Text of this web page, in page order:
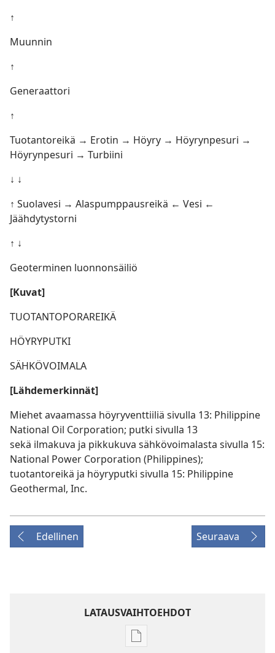
↑
Muunnin
↑
Generaattori
↑
Tuotantoreikä → Erotin → Höyry → Höyrynpesuri →
Höyrynpesuri → Turbiini
↓ ↓
↑ Suolavesi → Alaspumppausreikä ← Vesi ←
Jäähdytystorni
↑ ↓
Geoterminen luonnonsäiliö
[Kuvat]
TUOTANTOPORAREIKÄ
HÖYRYPUTKI
SÄHKÖVOIMALA
[Lähdemerkinnät]
Miehet avaamassa höyryventtiiliä sivulla 13: Philippine
National Oil Corporation; putki sivulla 13
sekä ilmakuva ja pikkukuva sähkövoimalasta sivulla 15:
National Power Corporation (Philippines);
tuotantoreikä ja höyryputki sivulla 15: Philippine
Geothermal, Inc.
Edellinen Seuraava
LATAUSVAIHTOEHDOT
Julkaisujen